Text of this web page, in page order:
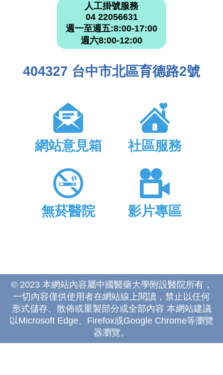
人工掛號服務
04 22056631
週一至週五:8:00-17:00
週六8:00-12:00
404327 台中市北區育德路2號
網站意見箱 社區服務
無菸醫院 影片專區
© 2023 本網站內容屬中國醫藥大學附設醫院所有，
一切內容僅供使用者在網站線上閱讀，禁止以任何
形式儲存、散佈或重製部分或全部內容 本網站建議
以Microsoft Edge、Firefox或Google Chrome等瀏覽
器瀏覽。